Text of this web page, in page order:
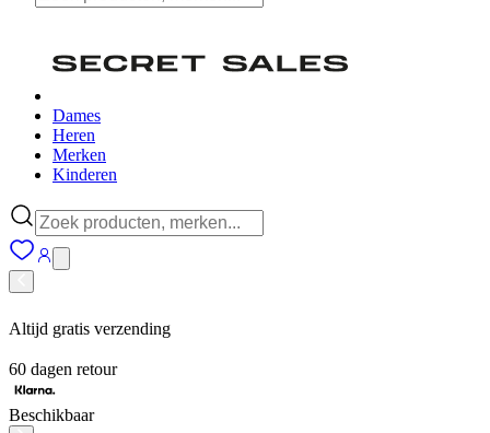
Dames
Heren
Merken
Kinderen
Altijd gratis verzending
60 dagen retour
Beschikbaar